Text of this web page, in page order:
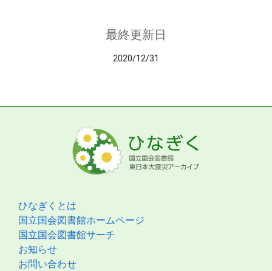
最終更新日
2020/12/31
ひなぎくとは
国立国会図書館ホームページ
国立国会図書館サーチ
お知らせ
お問い合わせ